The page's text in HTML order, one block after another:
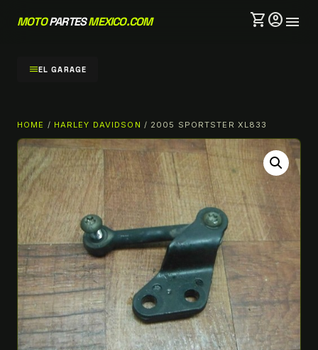
MOTOPARTESMEXICO.COM shopping_cartaccount_circlemenu
menuEL GARAGE
HOME / HARLEY DAVIDSON / 2005 SPORTSTER XL833